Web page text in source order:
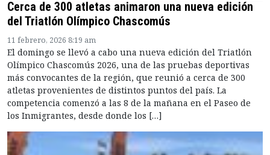
Cerca de 300 atletas animaron una nueva edición
del Triatlón Olímpico Chascomús
11 febrero, 2026 8:19 am
El domingo se llevó a cabo una nueva edición del Triatlón
Olímpico Chascomús 2026, una de las pruebas deportivas
más convocantes de la región, que reunió a cerca de 300
atletas provenientes de distintos puntos del país. La
competencia comenzó a las 8 de la mañana en el Paseo de
los Inmigrantes, desde donde los […]